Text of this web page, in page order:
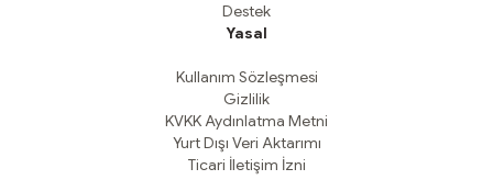
Destek
Yasal
Kullanım Sözleşmesi
Gizlilik
KVKK Aydınlatma Metni
Yurt Dışı Veri Aktarımı
Ticari İletişim İzni